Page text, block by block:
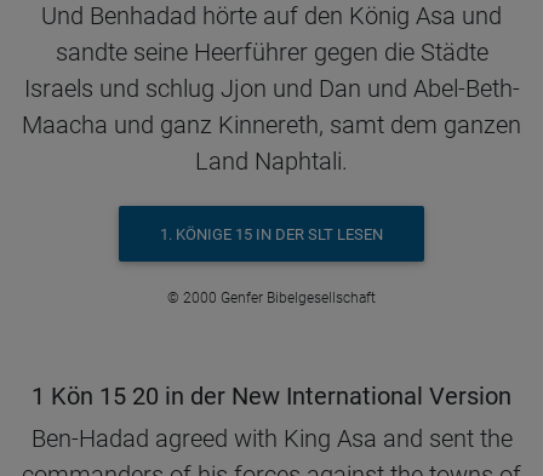
Und Benhadad hörte auf den König Asa und
sandte seine Heerführer gegen die Städte
Israels und schlug Jjon und Dan und Abel-Beth-
Maacha und ganz Kinnereth, samt dem ganzen
Land Naphtali.
1. KÖNIGE 15 IN DER SLT LESEN
© 2000 Genfer Bibelgesellschaft
1 Kön 15 20 in der New International Version
Ben-Hadad agreed with King Asa and sent the